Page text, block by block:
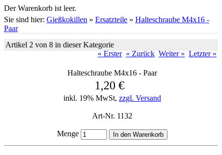
Der Warenkorb ist leer.
Sie sind hier: Gießkokillen » Ersatzteile » Halteschraube M4x16 -
Paar
Artikel 2 von 8 in dieser Kategorie
« Erster « Zurück Weiter » Letzter »
Halteschraube M4x16 - Paar
1,20 €
inkl. 19% MwSt, zzgl. Versand
Art-Nr. 1132
Menge